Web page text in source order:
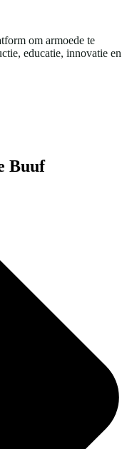
om armoede te
educatie, innovatie en
Buuf